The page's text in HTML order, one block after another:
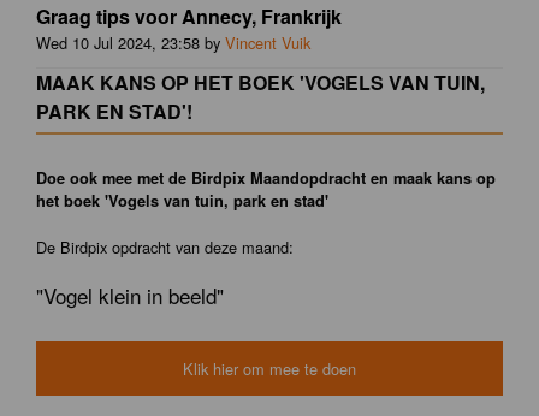
Graag tips voor Annecy, Frankrijk
Wed 10 Jul 2024, 23:58 by Vincent Vuik
MAAK KANS OP HET BOEK 'VOGELS VAN TUIN,
PARK EN STAD'!
Doe ook mee met de Birdpix Maandopdracht en maak kans op
het boek 'Vogels van tuin, park en stad'
De Birdpix opdracht van deze maand:
"Vogel klein in beeld"
Klik hier om mee te doen